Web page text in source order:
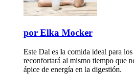
por Elka Mocker
Este Dal es la comida ideal para
reconfortará al mismo tiempo que
ápice de energía en la digestión.